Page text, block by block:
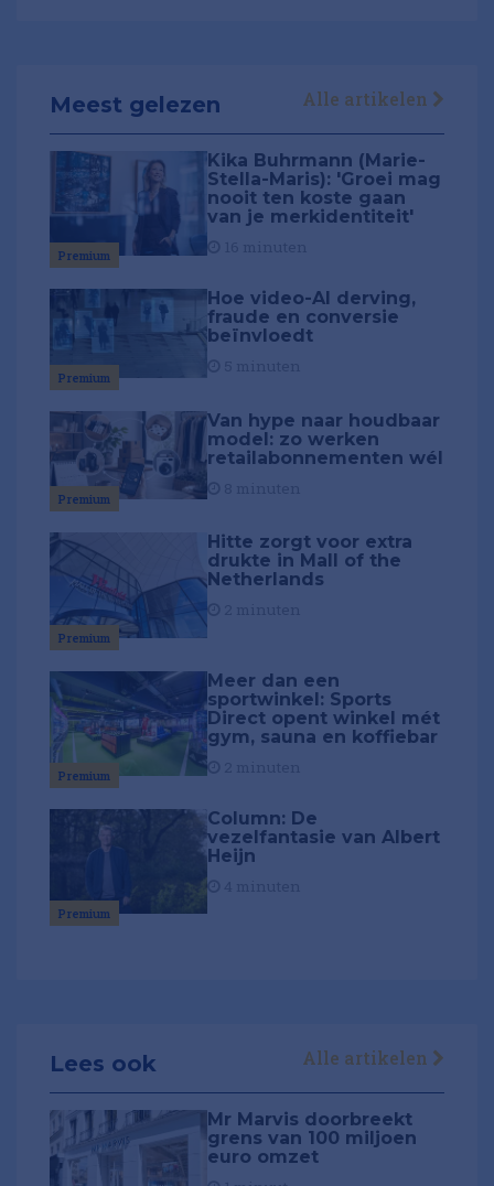
Meest gelezen Alle artikelen
Premium
Kika Buhrmann (Marie-
Stella-Maris): 'Groei mag
nooit ten koste gaan
van je merkidentiteit'
Premium
Hoe video-AI derving,
fraude en conversie
beïnvloedt
Premium
Van hype naar houdbaar
model: zo werken
retailabonnementen wél
Premium
Hitte zorgt voor extra
drukte in Mall of the
Netherlands
Premium
Meer dan een
sportwinkel: Sports
Direct opent winkel mét
gym, sauna en koffiebar
Premium
Column: De
vezelfantasie van Albert
Heijn
Lees ook Alle artikelen
Mr Marvis doorbreekt
grens van 100 miljoen
euro omzet